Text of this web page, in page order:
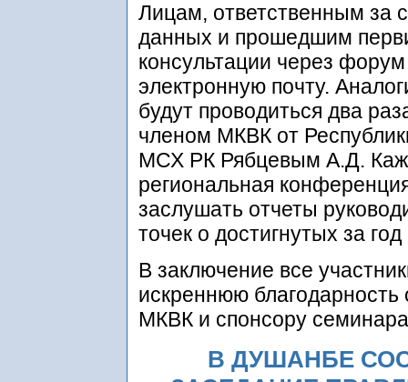
Лицам, ответственным за
данных и прошедшим
консультации через
электронную почту.
будут проводиться два
членом МКВК от
МСХ РК Рябцевым А.Д.
региональная
заслушать отчеты
точек о достигнутых за
В заключение все
искреннюю
МКВК и спонсору
В ДУШАНБЕ